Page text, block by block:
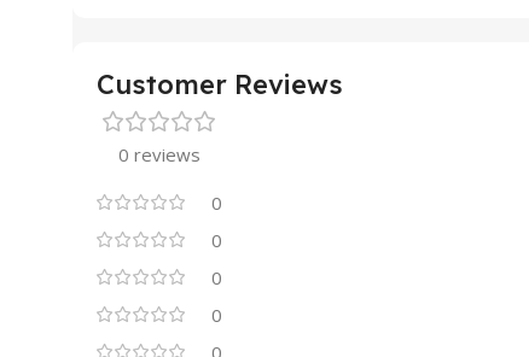
Customer Reviews
0 reviews
0
0
0
0
0